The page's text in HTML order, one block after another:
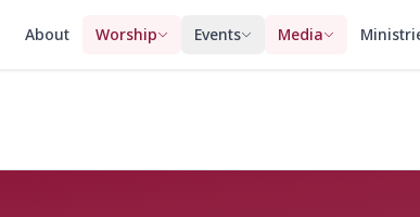
About Worship Events Media